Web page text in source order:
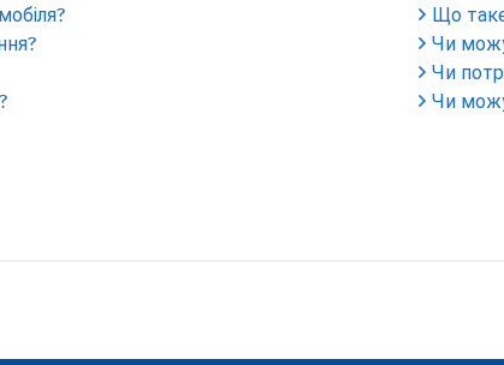
Що
Чи
Чи
Чи